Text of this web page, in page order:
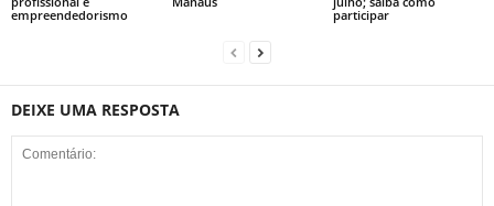
empreendedorismo
participar
DEIXE UMA RESPOSTA